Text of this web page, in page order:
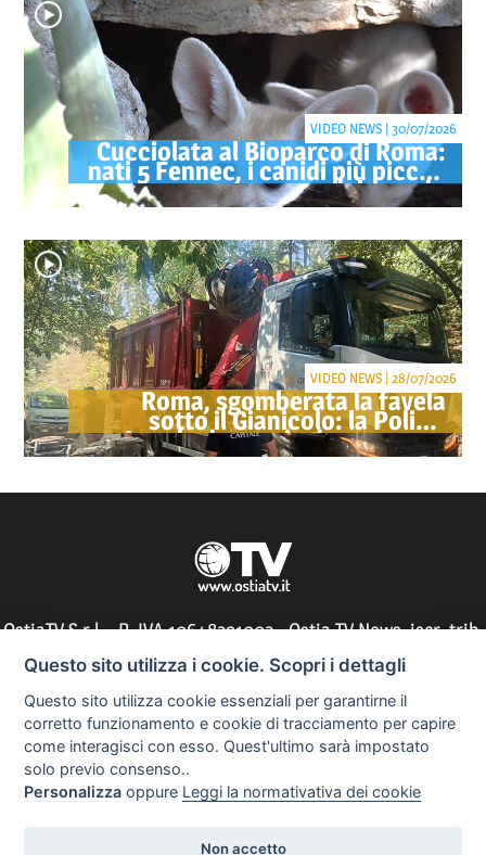
Cucciolata al Bioparco di Roma:
nati 5 Fennec, i canidi più piccoli
del mondo
VIDEO NEWS | 30/07/2026
Roma, sgomberata la favela
sotto il Gianicolo: la Polizia
Locale denuncia due persone
VIDEO NEWS | 28/07/2026
OstiaTV S.r.l. - P. IVA 10648291002 - Ostia TV News, iscr. trib.
di Roma n° 197/2010 - direttore responsabile: Silvia Tocci
Informazioni utili
Questo sito utilizza i cookie. Scopri i dettagli
Questo sito utilizza cookie essenziali per garantirne il
corretto funzionamento e cookie di tracciamento per capire
come interagisci con esso. Quest'ultimo sarà impostato
solo previo consenso..
Personalizza oppure Leggi la normativativa dei cookie
Non accetto